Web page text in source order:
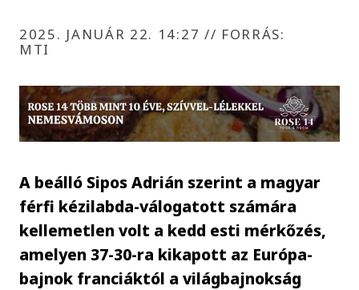
2025. JANUÁR 22. 14:27 // FORRÁS:
MTI
A beálló Sipos Adrián szerint a magyar
férfi kézilabda-válogatott számára
kellemetlen volt a kedd esti mérkőzés,
amelyen 37-30-ra kikapott az Európa-
bajnok franciáktól a világbajnokság